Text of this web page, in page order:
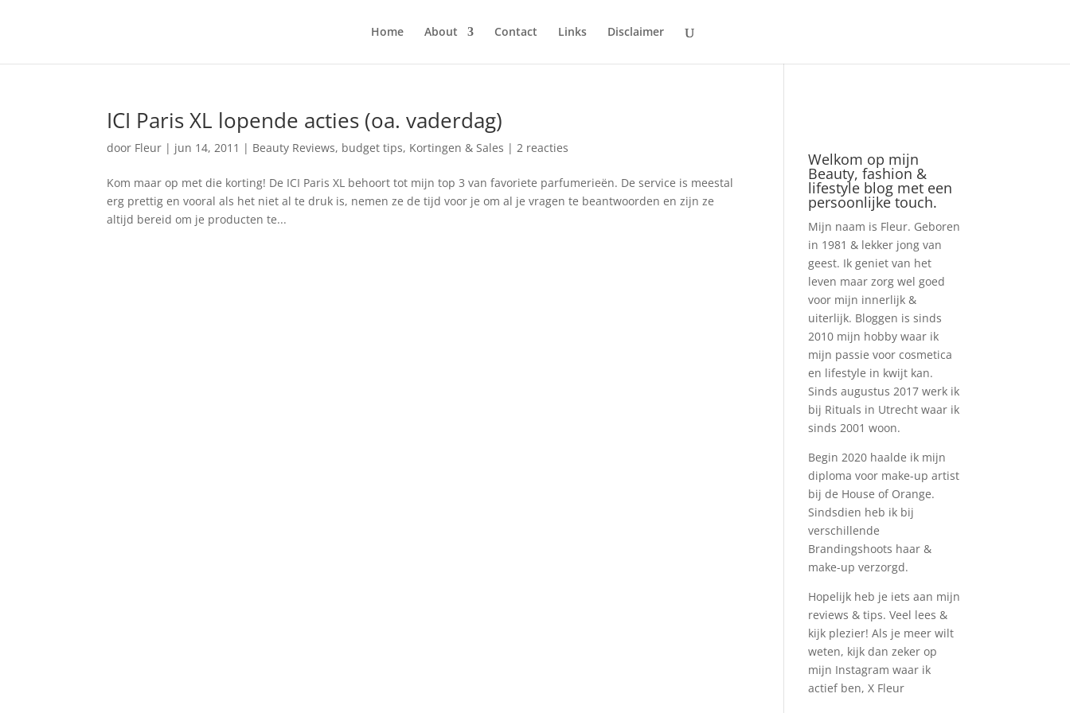
Home About Contact Links Disclaimer
ICI Paris XL lopende acties (oa. vaderdag)
door Fleur | jun 14, 2011 | Beauty Reviews, budget tips, Kortingen & Sales |2 reacties
Kom maar op met die korting! De ICI Paris XL behoort tot mijn top 3 van favoriete parfumerieën. De service is meestal
erg prettig en vooral als het niet al te druk is, nemen ze de tijd voor je om al je vragen te beantwoorden en zijn ze
altijd bereid om je producten te...
Welkom op mijn
Beauty, fashion &
lifestyle blog met een
persoonlijke touch.
Mijn naam is Fleur. Geboren
in 1981 & lekker jong van
geest. Ik geniet van het
leven maar zorg wel goed
voor mijn innerlijk &
uiterlijk. Bloggen is sinds
2010 mijn hobby waar ik
mijn passie voor cosmetica
en lifestyle in kwijt kan.
Sinds augustus 2017 werk ik
bij Rituals in Utrecht waar ik
sinds 2001 woon.
Begin 2020 haalde ik mijn
diploma voor make-up artist
bij de House of Orange.
Sindsdien heb ik bij
verschillende
Brandingshoots haar &
make-up verzorgd.
Hopelijk heb je iets aan mijn
reviews & tips. Veel lees &
kijk plezier! Als je meer wilt
weten, kijk dan zeker op
mijn Instagram waar ik
actief ben, X Fleur